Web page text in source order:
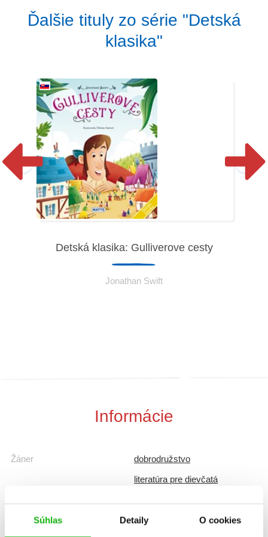
Súhlas Detaily O cookies
Ďalšie tituly zo série "Detská
klasika"
Detská klasika: Gulliverove cesty
Jonathan Swift
Informácie
Žáner
dobrodružstvo
literatúra pre dievčatá